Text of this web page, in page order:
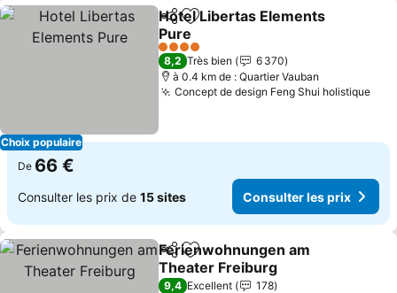
Choix populaire
PartagerAjouter à mes favoris
Hotel Libertas Elements
Pure
4 Étoiles
8,2 Très bien
6 370
à 0.4 km de : Quartier Vauban
Concept de design Feng Shui holistique
De 66 €
Consulter les prix de 15 sites Consulter les prix
PartagerAjouter à mes favoris
Ferienwohnungen am
Theater Freiburg
9,4 Excellent
178